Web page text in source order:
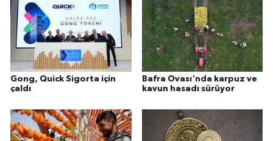
Gong, Quick Sigorta için
çaldı
Bafra Ovası'nda karpuz ve
kavun hasadı sürüyor